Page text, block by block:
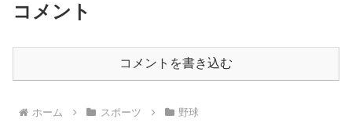
コメント
コメントを書き込む
ホーム スポーツ 野球